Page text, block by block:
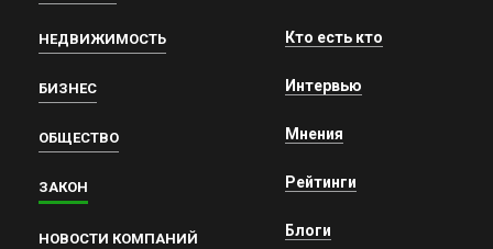
НЕДВИЖИМОСТЬ
БИЗНЕС
ОБЩЕСТВО
ЗАКОН
НОВОСТИ КОМПАНИЙ
Кто есть кто
Интервью
Мнения
Рейтинги
Блоги